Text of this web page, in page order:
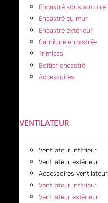
Encastré sous armoire
Encastré au mur
Encastré extérieur
Garniture encastrée
Trimless
Boitier encastré
Accessoires
VENTILATEUR
Ventilateur intérieur
Ventilateur extérieur
Accessoires ventilateur
Ventilateur intérieur
Ventilateur extérieur